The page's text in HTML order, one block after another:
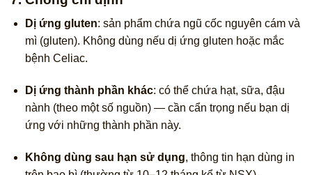
Dị ứng gluten: sản phẩm chứa ngũ cốc nguyên cám và
mì (gluten). Không dùng nếu dị ứng gluten hoặc mắc
bệnh Celiac.
Dị ứng thành phần khác: có thể chứa hạt, sữa, đậu
nành (theo một số nguồn) — cần cẩn trọng nếu bạn dị
ứng với những thành phần này.
Không dùng sau hạn sử dụng, thông tin hạn dùng in